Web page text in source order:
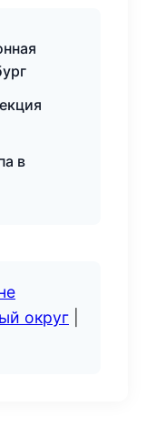
в
округ